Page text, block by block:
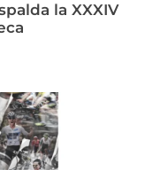
la XXXIV